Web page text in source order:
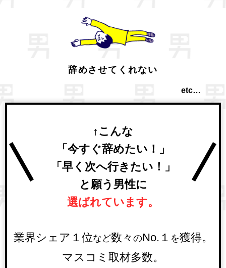
辞めさせてくれない
etc…
↑こんな
「今すぐ辞めたい！」
「早く次へ行きたい！」
と願う男性に
選ばれています。
業界シェア１位など数々のNo.１ を獲得。
マスコミ取材多数。